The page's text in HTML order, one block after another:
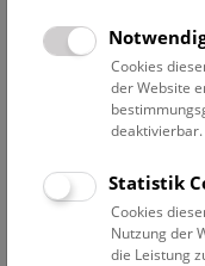
umgebenden
Dadurch kommt es
Ausbildung eines
entstehen also
Leuchtspur
ist, während
extraterrestrischen
werden diese
Cookies
der Website
deaktivierbar.
Statistik
Cookies
Nutzung der
die Leistung